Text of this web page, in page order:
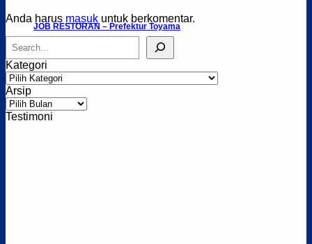
JOB RESTORAN – Prefektur Toyama
Anda harus masuk untuk berkomentar.
Cari
Kategori
Kategori
Arsip
Arsip
Testimoni